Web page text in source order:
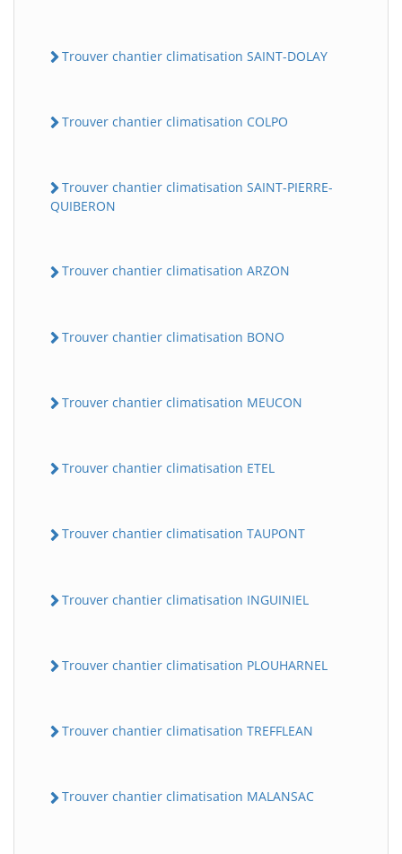
Trouver chantier climatisation SAINT-DOLAY
Trouver chantier climatisation COLPO
Trouver chantier climatisation SAINT-PIERRE-
QUIBERON
Trouver chantier climatisation ARZON
Trouver chantier climatisation BONO
Trouver chantier climatisation MEUCON
Trouver chantier climatisation ETEL
Trouver chantier climatisation TAUPONT
Trouver chantier climatisation INGUINIEL
Trouver chantier climatisation PLOUHARNEL
Trouver chantier climatisation TREFFLEAN
Trouver chantier climatisation MALANSAC